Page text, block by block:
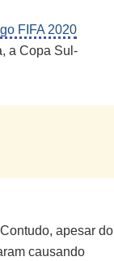
FIFA 2020
a Copa Sul-
apesar do
causando